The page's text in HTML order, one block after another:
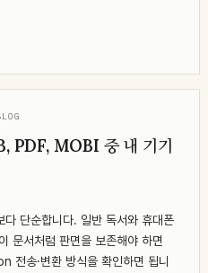
PDF, MOBI 중 내 기기
단순합니다. 일반 독서와 휴대폰
문서처럼 판면을 보존해야 하면
전송·변환 방식을 확인하면 됩니